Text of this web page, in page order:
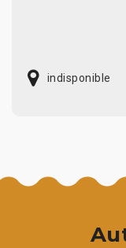
indisponible